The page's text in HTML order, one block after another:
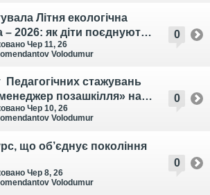
0
Літня екологічна
– 2026: як діти поєднують
науку та творчість!
Чер 11, 26
Volodumur
0
Педагогічних стажувань
позашкілля» на
освіти Київської
Чер 10, 26
Volodumur
0
що об’єднує покоління
Чер 8, 26
Volodumur